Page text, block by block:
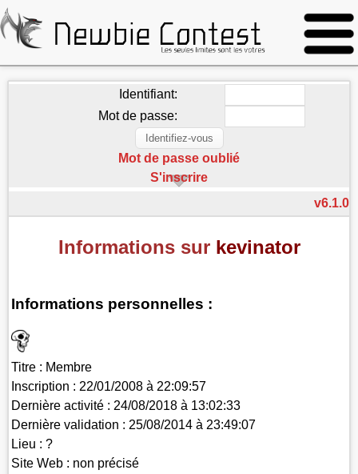
Identifiant:
Mot de passe:
Mot de passe oublié
S'inscrire
v6.1.0
Informations sur kevinator
Informations personnelles :
Titre : Membre
Inscription : 22/01/2008 à 22:09:57
Dernière activité : 24/08/2018 à 13:02:33
Dernière validation : 25/08/2014 à 23:49:07
Lieu : ?
Site Web : non précisé